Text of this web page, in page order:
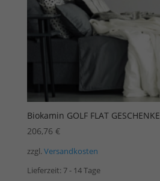
Biokamin GOLF FLAT GESCHENKE
206,76 €
zzgl. Versandkosten
Lieferzeit: 7 - 14 Tage